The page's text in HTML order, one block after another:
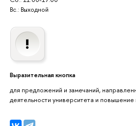
Вс.: Выходной
Выразительная кнопка
для предложений и замечаний,
деятельности университета и повышение